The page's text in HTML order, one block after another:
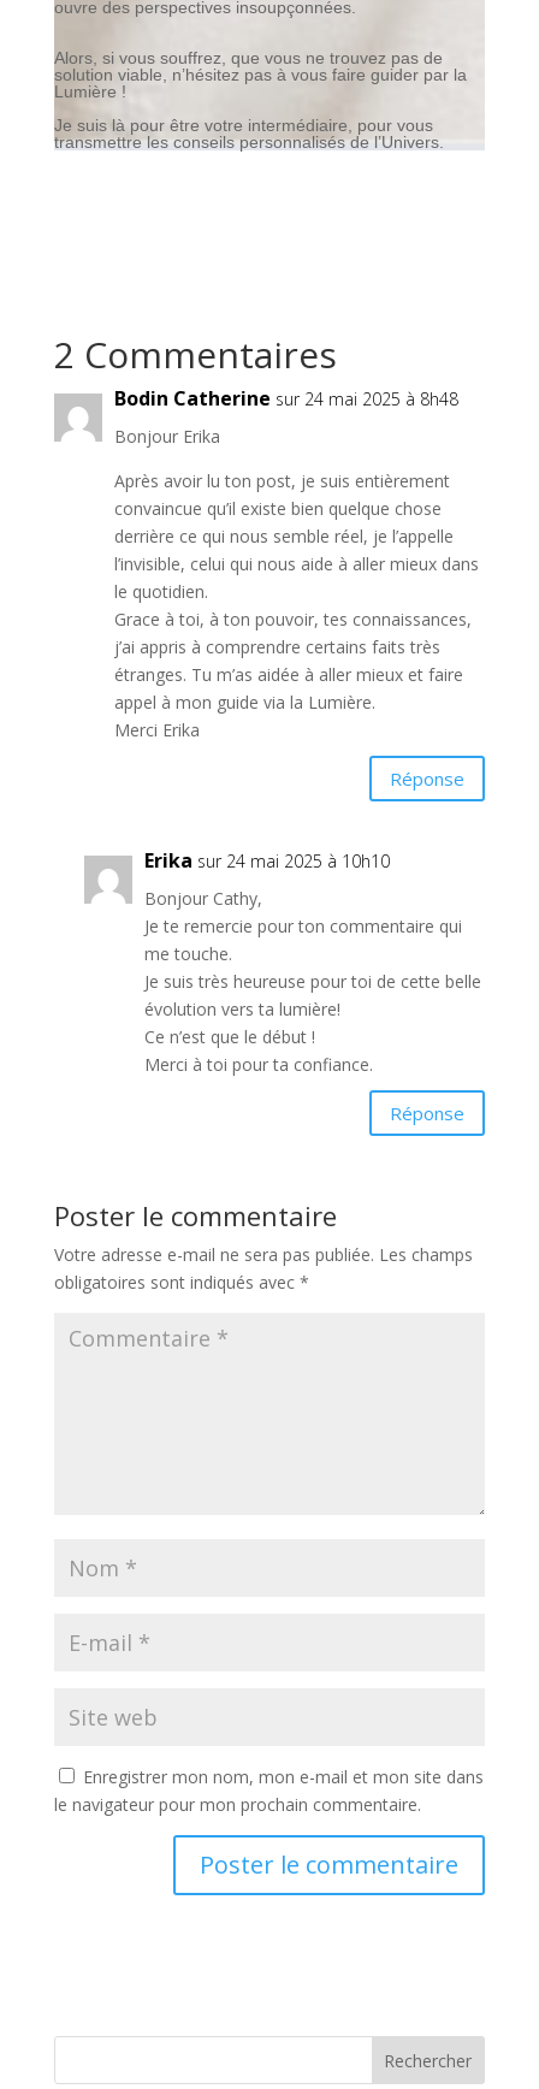
ouvre des perspectives insoupçonnées.
Alors, si vous souffrez, que vous ne trouvez pas de
solution viable, n’hésitez pas à vous faire guider par la
Lumière !
Je suis là pour être votre intermédiaire, pour vous
transmettre les conseils personnalisés de l’Univers.
2 Commentaires
Bodin Catherine sur 24 mai 2025 à 8h48
Bonjour Erika
Après avoir lu ton post, je suis entièrement
convaincue qu’il existe bien quelque chose
derrière ce qui nous semble réel, je l’appelle
l’invisible, celui qui nous aide à aller mieux dans
le quotidien.
Grace à toi, à ton pouvoir, tes connaissances,
j’ai appris à comprendre certains faits très
étranges. Tu m’as aidée à aller mieux et faire
appel à mon guide via la Lumière.
Merci Erika
Réponse
Erika sur 24 mai 2025 à 10h10
Bonjour Cathy,
Je te remercie pour ton commentaire qui
me touche.
Je suis très heureuse pour toi de cette belle
évolution vers ta lumière!
Ce n’est que le début !
Merci à toi pour ta confiance.
Réponse
Poster le commentaire
Votre adresse e-mail ne sera pas publiée. Les champs
obligatoires sont indiqués avec *
Enregistrer mon nom, mon e-mail et mon site dans
le navigateur pour mon prochain commentaire.
Rechercher